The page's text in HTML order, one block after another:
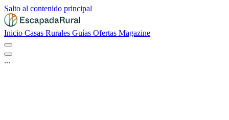
Salto al contenido principal
Inicio Casas Rurales Guías Ofertas Magazine
...